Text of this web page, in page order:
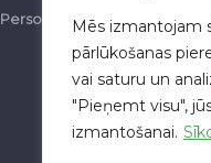
Mēs izmantojam
pārlūkošanas
vai saturu un
"Pieņemt visu",
izmantošanai.
Personas datu apstrādes
ALŪKSNE
+371 643 828